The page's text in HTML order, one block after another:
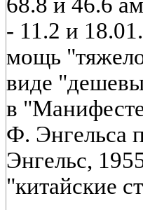
68.8 и 46.6
- 11.2 и
мощь
виде
в
Ф. Энгельса
Энгельс,
"китайские